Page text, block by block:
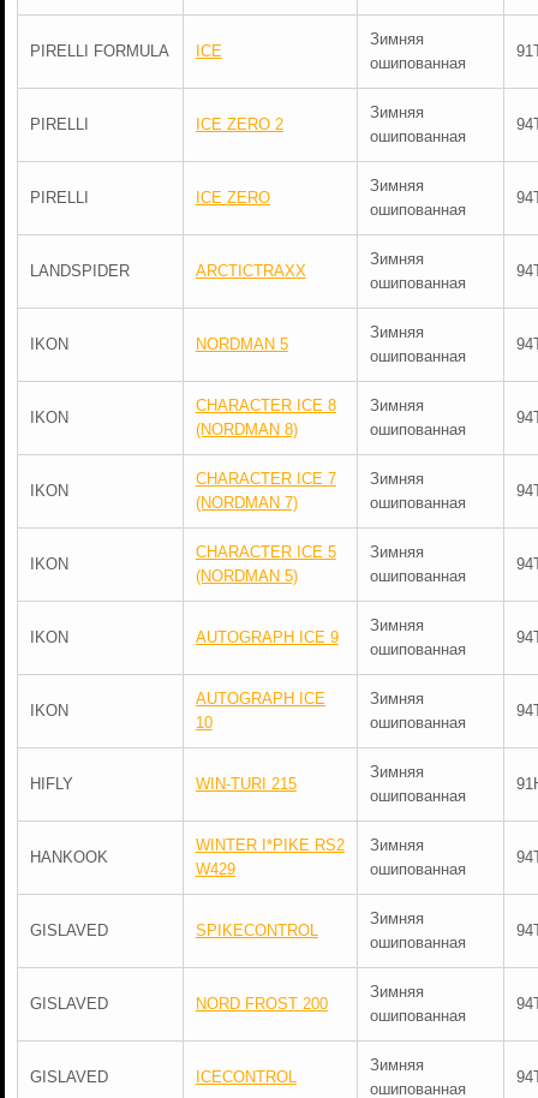
PIRELLI FORMULA ICE
Зимняя
ошипованная
PIRELLI ICE ZERO 2
Зимняя
ошипованная
PIRELLI ICE ZERO
Зимняя
ошипованная
LANDSPIDER ARCTICTRAXX
Зимняя
ошипованная
IKON NORDMAN 5
Зимняя
ошипованная
IKON
CHARACTER ICE 8
(NORDMAN 8)
Зимняя
ошипованная
IKON
CHARACTER ICE 7
(NORDMAN 7)
Зимняя
ошипованная
IKON
CHARACTER ICE 5
(NORDMAN 5)
Зимняя
ошипованная
IKON AUTOGRAPH ICE 9
Зимняя
ошипованная
IKON
AUTOGRAPH ICE
10
Зимняя
ошипованная
HIFLY WIN-TURI 215
Зимняя
ошипованная
HANKOOK
WINTER I*PIKE RS2
W429
Зимняя
ошипованная
GISLAVED SPIKECONTROL
Зимняя
ошипованная
GISLAVED NORD FROST 200
Зимняя
ошипованная
GISLAVED ICECONTROL
Зимняя
ошипованная